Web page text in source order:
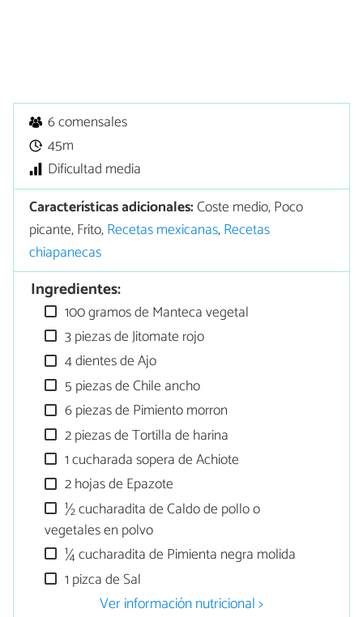
6 comensales
45m
Dificultad media
Características adicionales:Coste medio, Poco
picante, Frito,Recetas mexicanas,Recetas
chiapanecas
Ingredientes:
100 gramos de Manteca vegetal
3 piezas de Jitomate rojo
4 dientes de Ajo
5 piezas de Chile ancho
6 piezas de Pimiento morron
2 piezas de Tortilla de harina
1 cucharada sopera de Achiote
2 hojas de Epazote
½ cucharadita de Caldo de pollo o
vegetales en polvo
¼ cucharadita de Pimienta negra molida
1 pizca de Sal
Ver información nutricional >